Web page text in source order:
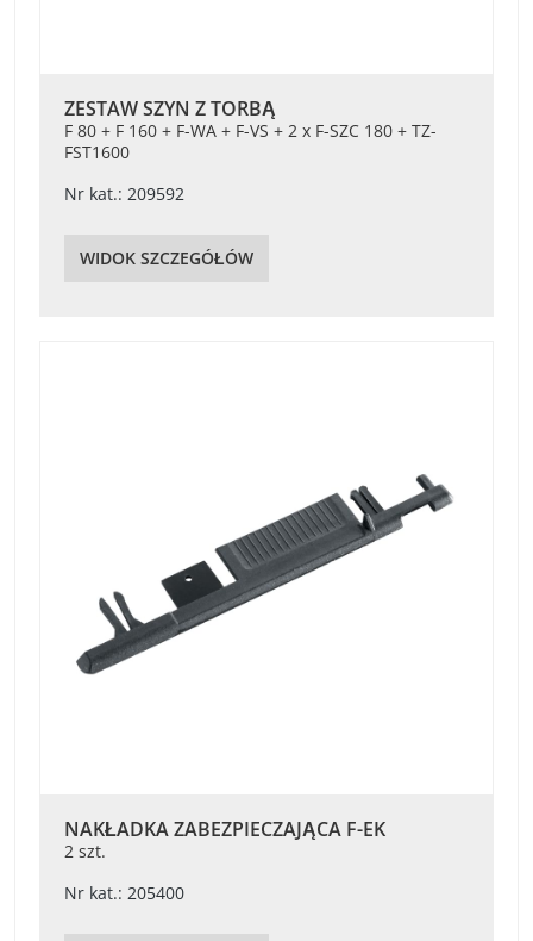
ZESTAW SZYN Z TORBĄ
F 80 + F 160 + F-WA + F-VS + 2 x F-SZC 180 + TZ-
FST1600
Nr kat.: 209592
WIDOK SZCZEGÓŁÓW
NAKŁADKA ZABEZPIECZAJĄCA F-EK
2 szt.
Nr kat.: 205400